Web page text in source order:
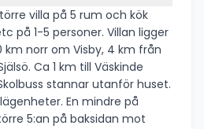
5 rum och kök
på 1-5 personer. Villan ligger
Ca 1 km till Väskinde
stannar utanför huset.
5:an på baksidan mot